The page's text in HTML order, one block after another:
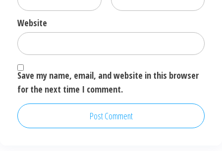
Website
Save my name, email, and website in this browser
for the next time I comment.